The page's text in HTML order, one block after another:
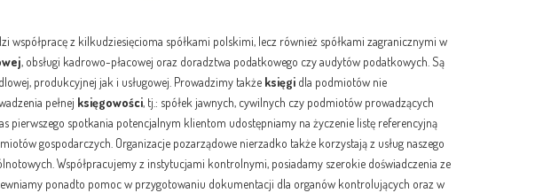
współpracę z kilkudziesięcioma spółkami polskimi, lecz również spółkami zagranicznymi w
, obsługi kadrowo-płacowej oraz doradztwa podatkowego czy audytów podatkowych. Są
produkcyjnej jak i usługowej. Prowadzimy także księgidla podmiotów nie
pełnej księgowości, tj.: spółek jawnych, cywilnych czy podmiotów prowadzących
pierwszego spotkania potencjalnym klientom udostępniamy na życzenie listę referencyjną
gospodarczych. Organizacje pozarządowe nierzadko także korzystają z usług naszego
Współpracujemy z instytucjami kontrolnymi, posiadamy szerokie doświadczenia ze
ponadto pomoc w przygotowaniu dokumentacji dla organów kontrolujących oraz w